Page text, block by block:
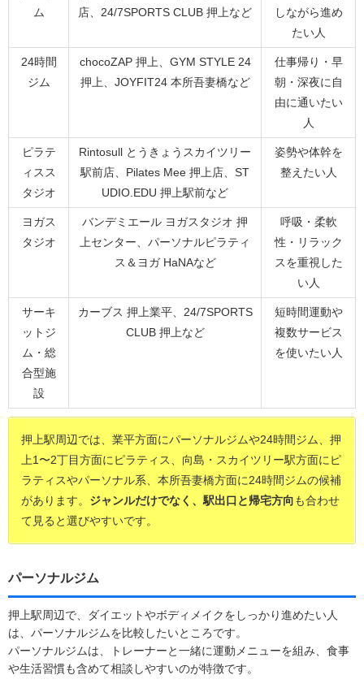
ム
店、24/7SPORTS CLUB 押上など
しながら進め
たい人
24時間
ジム
chocoZAP 押上、GYM STYLE 24
押上、JOYFIT24 本所吾妻橋など
仕事帰り・早
朝・深夜に自
由に通いたい
人
ピラテ
ィスス
タジオ
Rintosull とうきょうスカイツリー
駅前店、Pilates Mee 押上店、ST
UDIO.EDU 押上駅前など
姿勢や体幹を
整えたい人
ヨガス
タジオ
バンデミエール ヨガスタジオ 押
上センター、パーソナルピラティ
ス＆ヨガ HaNAなど
呼吸・柔軟
性・リラック
スを重視した
い人
サーキ
ットジ
ム・総
合型施
設
カーブス 押上業平、24/7SPORTS
CLUB 押上など
短時間運動や
複数サービス
を使いたい人
押上駅周辺では、業平方面にパーソナルジムや24時間ジム、押
上1〜2丁目方面にピラティス、向島・スカイツリー駅方面にピ
ラティスやパーソナル系、本所吾妻橋方面に24時間ジムの候補
があります。 ジャンルだけでなく、駅出口と帰宅方向も合わせ
て見ると選びやすいです。
パーソナルジム
押上駅周辺で、ダイエットやボディメイクをしっかり進めたい人
は、パーソナルジムを比較したいところです。
パーソナルジムは、トレーナーと一緒に運動メニューを組み、食事
や生活習慣も含めて相談しやすいのが特徴です。